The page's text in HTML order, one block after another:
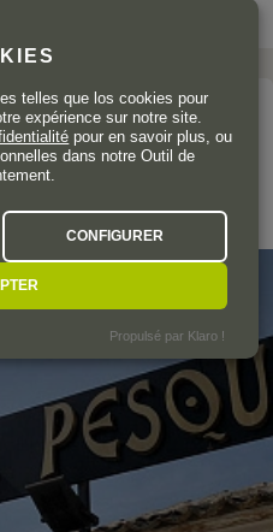
telles que los cookies pour
expérience sur notre site.
pour en savoir plus, ou
dans notre Outil de
CONFIGURER
Propulsé par Klaro !